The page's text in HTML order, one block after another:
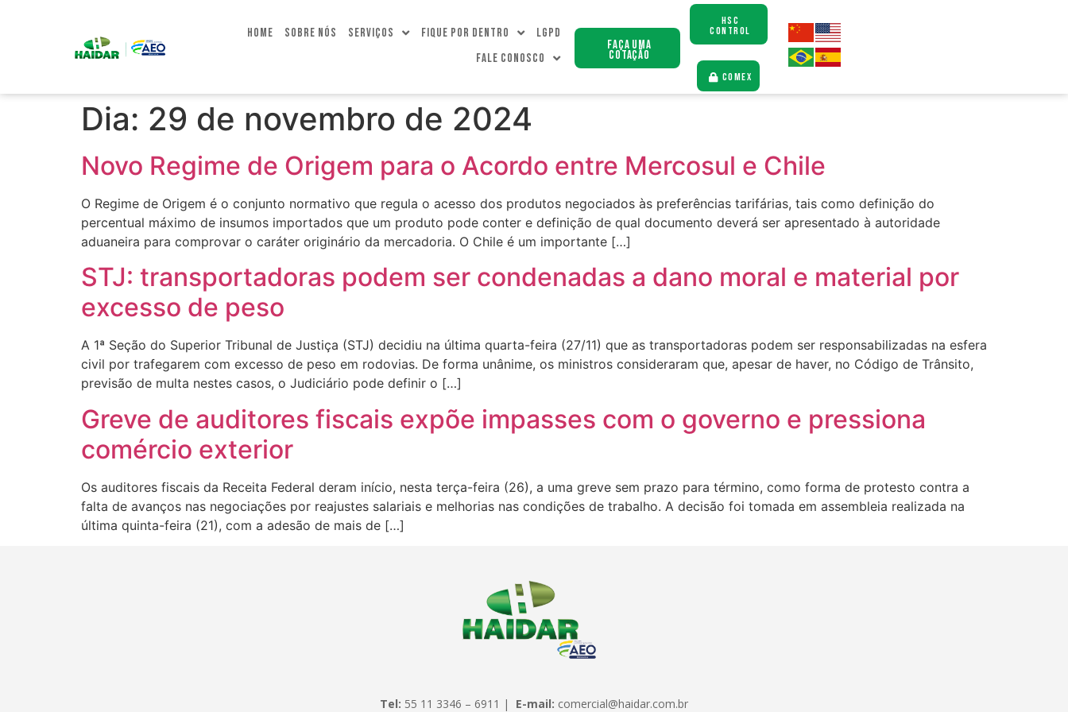
Home Sobre Nós Serviços Fique Por dentro
LGPD
Fale Conosco
Faça uma
Cotação
HSC
CONTROL
COMEX
Dia: 29 de novembro de 2024
Novo Regime de Origem para o Acordo entre Mercosul e Chile
O Regime de Origem é o conjunto normativo que regula o acesso dos produtos negociados às preferências tarifárias, tais como definição do
percentual máximo de insumos importados que um produto pode conter e definição de qual documento deverá ser apresentado à autoridade
aduaneira para comprovar o caráter originário da mercadoria. O Chile é um importante […]
STJ: transportadoras podem ser condenadas a dano moral e material por
excesso de peso
A 1ª Seção do Superior Tribunal de Justiça (STJ) decidiu na última quarta-feira (27/11) que as transportadoras podem ser responsabilizadas na esfera
civil por trafegarem com excesso de peso em rodovias. De forma unânime, os ministros consideraram que, apesar de haver, no Código de Trânsito,
previsão de multa nestes casos, o Judiciário pode definir o […]
Greve de auditores fiscais expõe impasses com o governo e pressiona
comércio exterior
Os auditores fiscais da Receita Federal deram início, nesta terça-feira (26), a uma greve sem prazo para término, como forma de protesto contra a
falta de avanços nas negociações por reajustes salariais e melhorias nas condições de trabalho. A decisão foi tomada em assembleia realizada na
última quinta-feira (21), com a adesão de mais de […]
Tel: 55 11 3346 – 6911 | E-mail: comercial@haidar.com.br